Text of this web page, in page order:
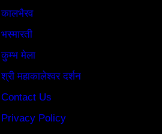
कालभैरव
भस्मारती
कुम्भ मेला
श्री महाकालेश्वर दर्शन
Contact Us
Privacy Policy